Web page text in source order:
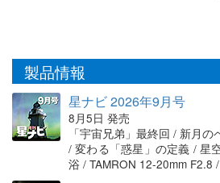
製品情報
星ナビ 2026年9月号
8月5日 発売
「宇宙兄弟」最終回 / 新月
/ 変わる「惑星」の定義 / 星
浴 / TAMRON 12-20mm F2.8